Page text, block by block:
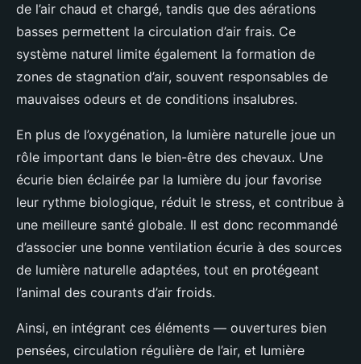
de l’air chaud et chargé, tandis que des aérations
basses permettent la circulation d’air frais. Ce
système naturel limite également la formation de
zones de stagnation d’air, souvent responsables de
mauvaises odeurs et de conditions insalubres.
En plus de l’oxygénation, la lumière naturelle joue un
rôle important dans le bien-être des chevaux. Une
écurie bien éclairée par la lumière du jour favorise
leur rythme biologique, réduit le stress, et contribue à
une meilleure santé globale. Il est donc recommandé
d’associer une bonne ventilation écurie à des sources
de lumière naturelle adaptées, tout en protégeant
l’animal des courants d’air froids.
Ainsi, en intégrant ces éléments — ouvertures bien
pensées, circulation régulière de l’air, et lumière